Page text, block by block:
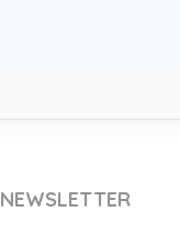
NEWSLETTER